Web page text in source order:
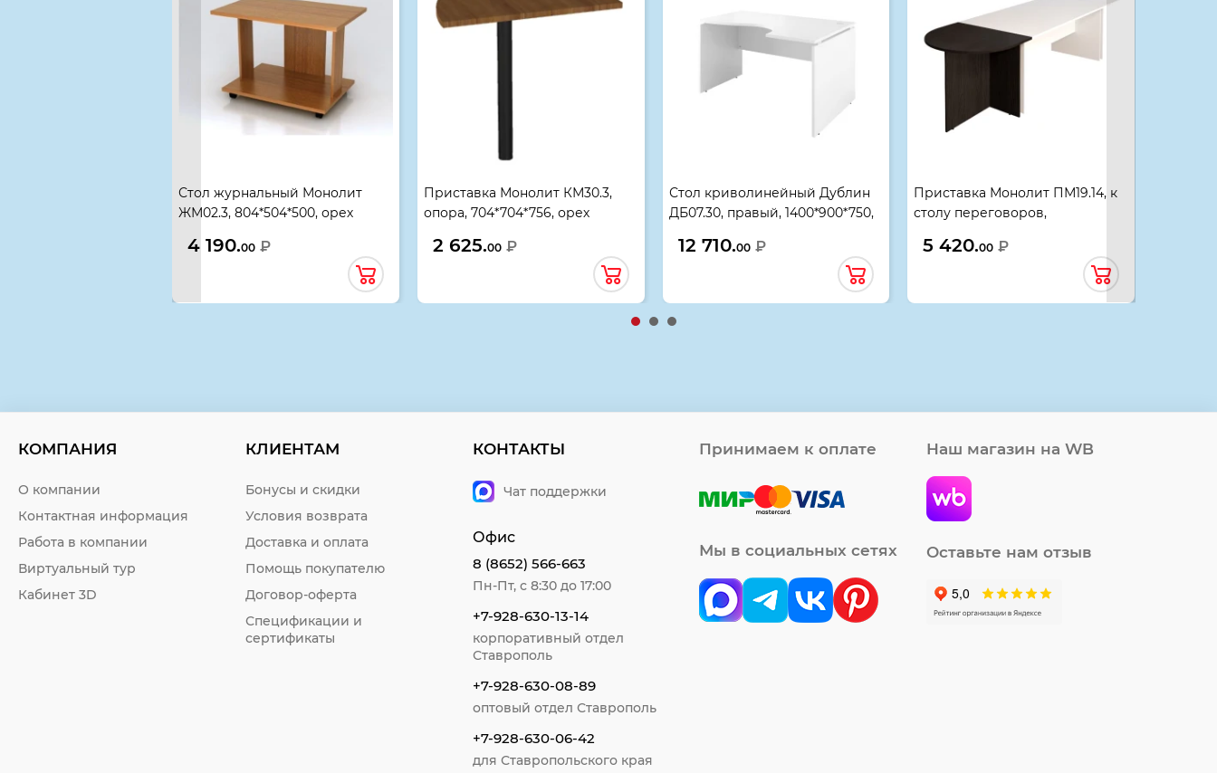
Стол журнальный Монолит
ЖМ02.3, 804*504*500, орех
4 190.00 ₽
Приставка Монолит КМ30.3,
опора, 704*704*756, орех
2 625.00 ₽
Стол криволинейный Дублин
ДБ07.30, правый, 1400*900*750,
12 710.00 ₽
Приставка Монолит ПМ19.14, к
столу переговоров,
5 420.00 ₽
КОМПАНИЯ
О компании
Контактная информация
Работа в компании
Виртуальный тур
Кабинет 3D
КЛИЕНТАМ
Бонусы и скидки
Условия возврата
Доставка и оплата
Помощь покупателю
Договор-оферта
Спецификации и
сертификаты
КОНТАКТЫ
Чат поддержки
Офис
8 (8652) 566-663
Пн-Пт, с 8:30 до 17:00
+7-928-630-13-14
корпоративный отдел
Ставрополь
+7-928-630-08-89
оптовый отдел Ставрополь
+7-928-630-06-42
для Ставропольского края
Принимаем к оплате
Мы в социальных сетях
Наш магазин на WB
Оставьте нам отзыв